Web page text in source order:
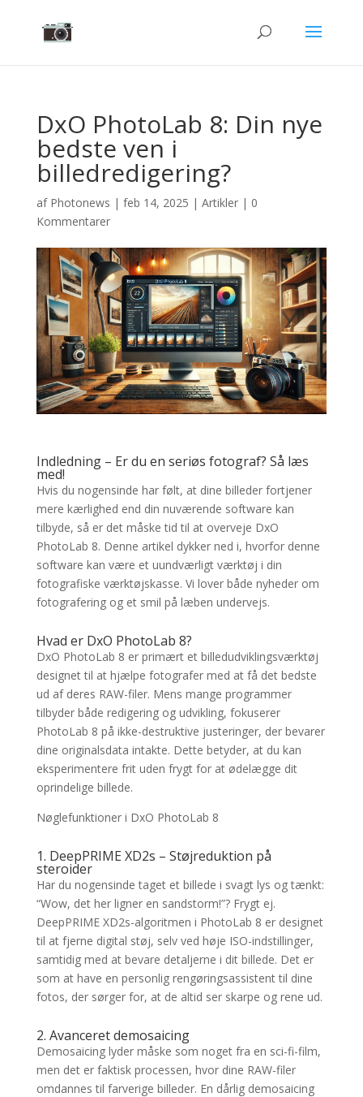
DxO PhotoLab 8: Din nye
bedste ven i
billedredigering?
af Photonews | feb 14, 2025 | Artikler| 0
Kommentarer
Indledning – Er du en seriøs fotograf? Så læs
med!
Hvis du nogensinde har følt, at dine billeder fortjener
mere kærlighed end din nuværende software kan
tilbyde, så er det måske tid til at overveje DxO
PhotoLab 8. Denne artikel dykker ned i, hvorfor denne
software kan være et uundværligt værktøj i din
fotografiske værktøjskasse. Vi lover både nyheder om
fotografering og et smil på læben undervejs.
Hvad er DxO PhotoLab 8?
DxO PhotoLab 8 er primært et billedudviklingsværktøj
designet til at hjælpe fotografer med at få det bedste
ud af deres RAW-filer. Mens mange programmer
tilbyder både redigering og udvikling, fokuserer
PhotoLab 8 på ikke-destruktive justeringer, der bevarer
dine originalsdata intakte. Dette betyder, at du kan
eksperimentere frit uden frygt for at ødelægge dit
oprindelige billede.
Nøglefunktioner i DxO PhotoLab 8
1. DeepPRIME XD2s – Støjreduktion på
steroider
Har du nogensinde taget et billede i svagt lys og tænkt:
“Wow, det her ligner en sandstorm!”? Frygt ej.
DeepPRIME XD2s-algoritmen i PhotoLab 8 er designet
til at fjerne digital støj, selv ved høje ISO-indstillinger,
samtidig med at bevare detaljerne i dit billede. Det er
som at have en personlig rengøringsassistent til dine
fotos, der sørger for, at de altid ser skarpe og rene ud.
2. Avanceret demosaicing
Demosaicing lyder måske som noget fra en sci-fi-film,
men det er faktisk processen, hvor dine RAW-filer
omdannes til farverige billeder. En dårlig demosaicing